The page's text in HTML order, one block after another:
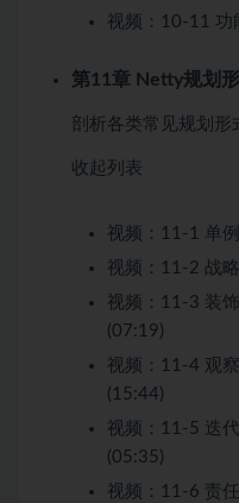
视频： 10-11 功
第11章 Netty规划
剖析各类常见规划形
收起列表
视频： 11-1 单
视频： 11-2 战
视频： 11-3 装
(07:19)
视频： 11-4 观
(15:44)
视频： 11-5 迭
(05:35)
视频： 11-6 责